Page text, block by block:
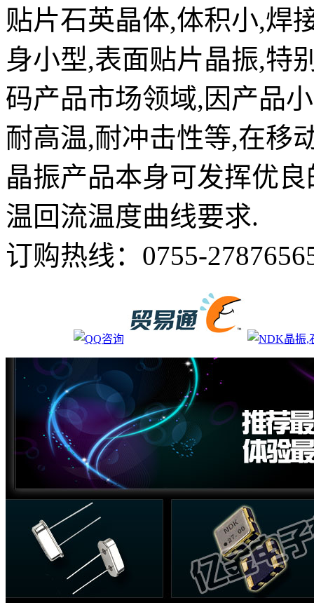
贴片石英晶体,体积小,焊
身小型,表面贴片晶振,特
码产品市场领域,因产品
耐高温,耐冲击性等,在移
晶振产品本身可发挥优
温回流温度曲线要求.
订购热线： 0755-